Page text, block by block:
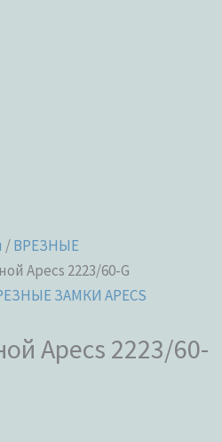
/ВРЕЗНЫЕ
Apecs 2223/60-G
ЗАМКИ APECS
Apecs 2223/60-